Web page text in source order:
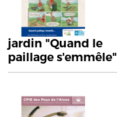
jardin "Quand le
paillage s'emmêle"